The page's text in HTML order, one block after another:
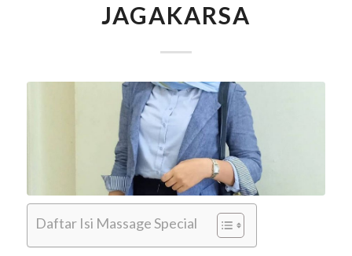
JAGAKARSA
Daftar Isi Massage Special